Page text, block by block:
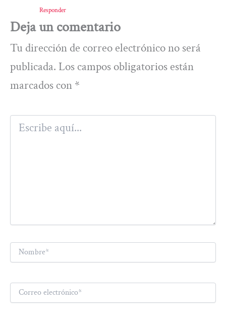
Responder
Deja un comentario
Tu dirección de correo electrónico no será
publicada. Los campos obligatorios están
marcados con *
Escribe
aquí...
Nombre*
Correo
electrónico*